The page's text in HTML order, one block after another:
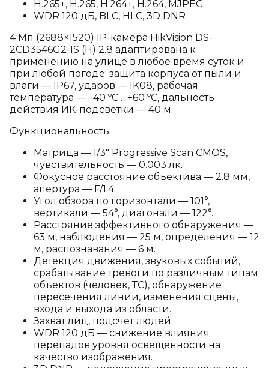
H.265+, H.265, H.264+, H.264, MJPEG
WDR 120 дБ, BLC, HLC, 3D DNR
4 Мп (2688×1520) IP-камера HikVision DS-
2CD3546G2-IS (H) 2.8 адаптирована к
применению на улице в любое время суток и
при любой погоде: защита корпуса от пыли и
влаги — IP67, ударов — IK08, рабочая
температура — –40 ºC… +60 ºC, дальность
действия ИК-подсветки — 40 м.
Функциональность:
Матрица — 1/3" Progressive Scan CMOS,
чувствительность — 0.003 лк.
Фокусное расстояние объектива — 2.8 мм,
апертура — F/1.4.
Угол обзора по горизонтали — 101°,
вертикали — 54°, диагонали — 122°.
Расстояние эффективного обнаружения —
63 м, наблюдения — 25 м, определения — 12
м, распознавания — 6 м.
Детекция движения, звуковых событий,
срабатывание тревоги по различным типам
объектов (человек, ТС), обнаружение
пересечения линии, изменения сцены,
входа и выхода из области.
Захват лиц, подсчет людей.
WDR 120 дБ — снижение влияния
перепадов уровня освещенности на
качество изображения.